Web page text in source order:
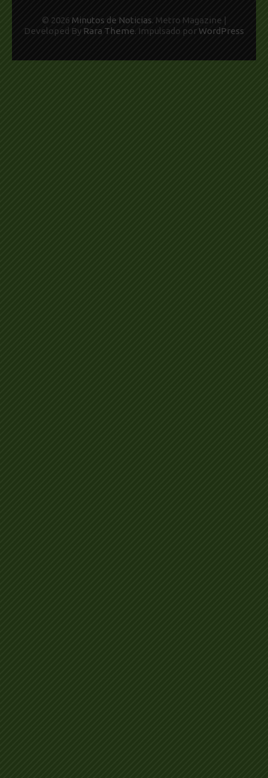
© 2026 Minutos de Noticias. Metro Magazine |
Developed By Rara Theme. Impulsado por WordPress